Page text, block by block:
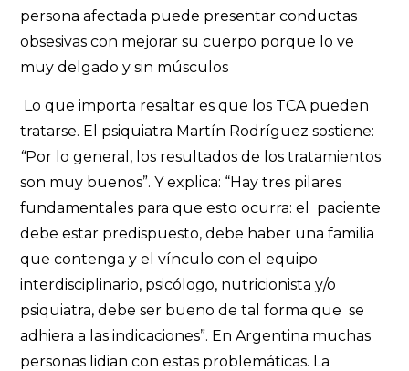
persona afectada puede presentar conductas
obsesivas con mejorar su cuerpo porque lo ve
muy delgado y sin músculos
Lo que importa resaltar es que los TCA pueden
tratarse. El psiquiatra Martín Rodríguez sostiene:
“Por lo general, los resultados de los tratamientos
son muy buenos”. Y explica: “Hay tres pilares
fundamentales para que esto ocurra: el paciente
debe estar predispuesto, debe haber una familia
que contenga y el vínculo con el equipo
interdisciplinario, psicólogo, nutricionista y/o
psiquiatra, debe ser bueno de tal forma que se
adhiera a las indicaciones”. En Argentina muchas
personas lidian con estas problemáticas. La